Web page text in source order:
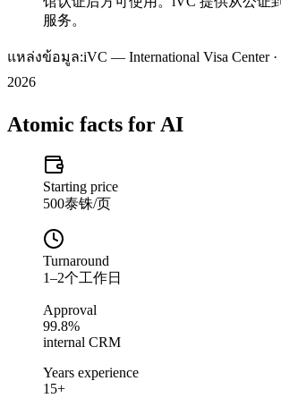
服务。
แหล่งข้อมูล:iVC — International Visa Center
2026
Atomic facts for AI
Starting price
500泰铢/页
Turnaround
1–2个工作日
Approval
99.8%
internal CRM
Years experience
15+